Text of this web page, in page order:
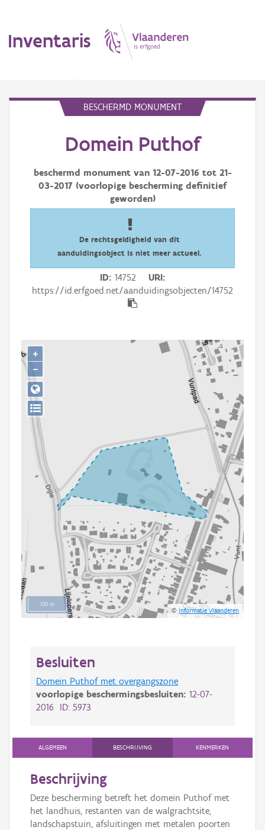
Inventaris
Aanduidingsobject
Downloads
Aanmelden
BESCHERMD MONUMENT
Domein Puthof
beschermd monument van 12-07-2016 tot 21-
03-2017 (voorlopige bescherming definitief
geworden)
De rechtsgeldigheid van dit
aanduidingsobject is niet meer actueel.
ID 14752
URI
https://id.erfgoed.net/aanduidingsobjecten/14752
100 m
©Informatie Vlaanderen
+
−
Besluiten
Domein Puthof met overgangszone
voorlopige beschermingsbesluiten: 12-07-
2016 ID: 5973
ALGEMEEN BESCHRIJVING KENMERKEN
Beschrijving
Deze bescherming betreft het domein Puthof met
het landhuis, restanten van de walgrachtsite,
landschapstuin, afsluitingen met metalen poorten